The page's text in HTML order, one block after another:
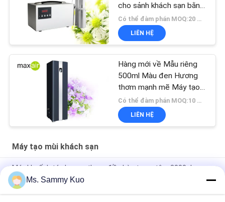
cho sảnh khách sạn bằng
nhôm bạc 1000m2
Có thể đàm phán MOQ:20 miếng
LIÊN HỆ
Hàng mới về Mẫu riêng
500ml Màu đen Hương
thơm mạnh mẽ Máy tạo
mùi hương ở sảnh khách
sạn
Có thể đàm phán MOQ:10 miếng
LIÊN HỆ
Máy tạo mùi khách sạn
Máy khuếch tán hương thơm điều hòa trung tâm 3000cbm,
Máy khuếch tán mùi hương HVAC 50W
Metal 22W 1500CBM Máy khuếch tán hương thơm tiền sảnh
Ms. Sammy Kuo